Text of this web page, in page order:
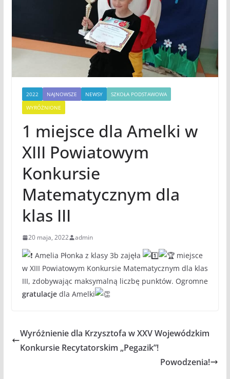
2022 NAJNOWSZE NEWSY
SZKOŁA PODSTAWOWA
WYRÓŻNIONE
1 miejsce dla Amelki w
XIII Powiatowym
Konkursie
Matematycznym dla
klas III
20 maja, 2022 admin
Amelia Płonka z klasy 3b zajęła
miejsce
w XIII Powiatowym Konkursie Matematycznym dla klas
III, zdobywając maksymalną liczbę punktów. Ogromne
gratulacjedla Amelki
Wyróżnienie dla Krzysztofa w XXV Wojewódzkim
Konkursie Recytatorskim „Pegazik”!
Powodzenia!